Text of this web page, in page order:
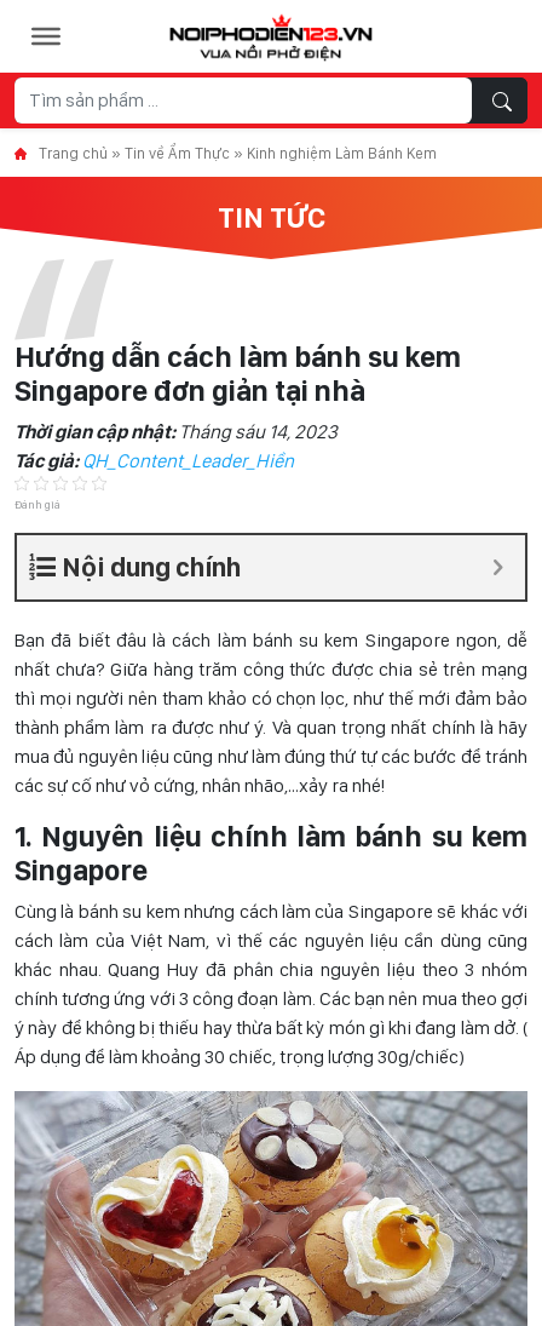
Trang chủ » Tin về Ẩm Thực » Kinh nghiệm Làm Bánh Kem
TIN TỨC
Hướng dẫn cách làm bánh su kem
Singapore đơn giản tại nhà
Thời gian cập nhật: Tháng sáu 14, 2023
Tác giả:QH_Content_Leader_Hiền
Đánh giá
Nội dung chính
Bạn đã biết đâu là cách làm bánh su kem Singapore ngon, dễ
nhất chưa? Giữa hàng trăm công thức được chia sẻ trên mạng
thì mọi người nên tham khảo có chọn lọc, như thế mới đảm bảo
thành phẩm làm ra được như ý. Và quan trọng nhất chính là hãy
mua đủ nguyên liệu cũng như làm đúng thứ tự các bước để tránh
các sự cố như vỏ cứng, nhân nhão,…xảy ra nhé!
1. Nguyên liệu chính làm bánh su kem
Singapore
Cùng là bánh su kem nhưng cách làm của Singapore sẽ khác với
cách làm của Việt Nam, vì thế các nguyên liệu cần dùng cũng
khác nhau. Quang Huy đã phân chia nguyên liệu theo 3 nhóm
chính tương ứng với 3 công đoạn làm. Các bạn nên mua theo gợi
ý này để không bị thiếu hay thừa bất kỳ món gì khi đang làm dở. (
Áp dụng để làm khoảng 30 chiếc, trọng lượng 30g/chiếc)